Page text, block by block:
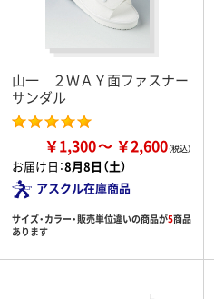
山一 ２ＷＡＹ面ファスナー
サンダル
￥1,300 ￥2,600
お届け日：8月8日（土）
アスクル在庫商品
サイズ・カラー・販売単位違いの商品が5商品
あります